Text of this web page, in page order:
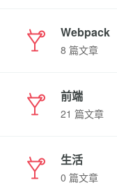
Webpack
8 篇文章
前端
21 篇文章
生活
0 篇文章